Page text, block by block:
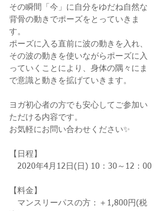
その瞬間「今」に自分をゆだね自然な
背骨の動きでポーズをとっていきま
す。
ポーズに入る直前に波の動きを入れ、
その波の動きを使いながらポーズに入
っていくことにより、身体の隅々にま
で意識と動きを拡げていきます。
ヨガ初心者の方でも安心してご参加い
ただける内容です。
お気軽にお問い合わせください✨
【日程】
2020年4月12日(日) 10：30～12：00
【料金】
マンスリーパスの方：＋1,800円(税